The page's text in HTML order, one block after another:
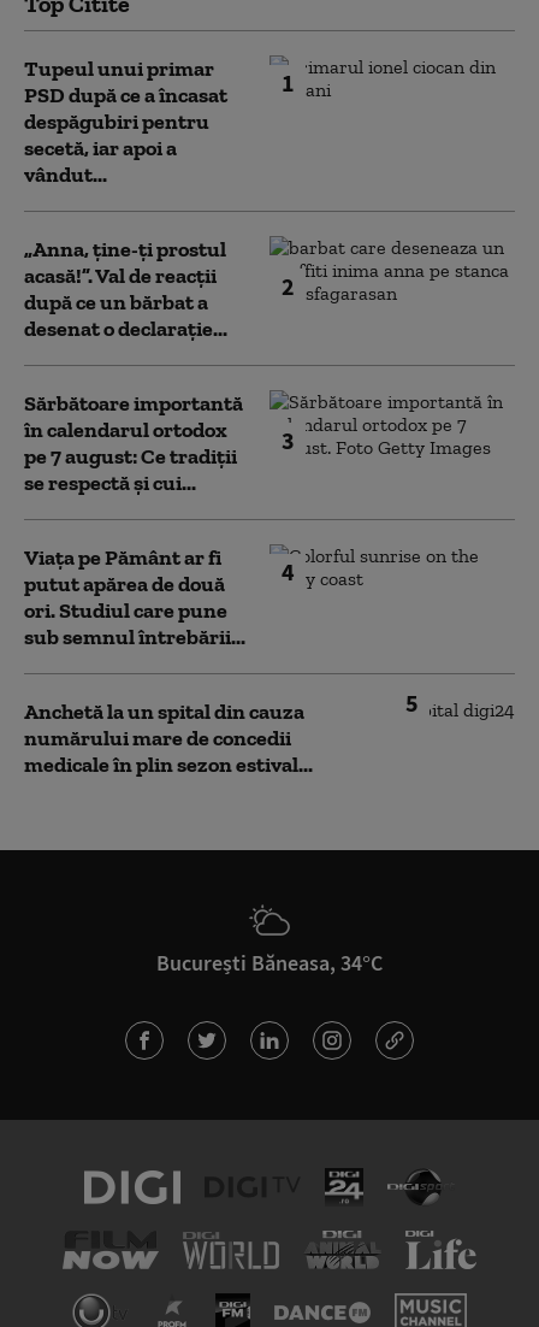
1
Tupeul unui primar
PSD după ce a încasat
despăgubiri pentru
secetă, iar apoi a
vândut...
2
„Anna, ţine-ţi prostul
acasă!”. Val de reacții
după ce un bărbat a
desenat o declarație...
3
Sărbătoare importantă
în calendarul ortodox
pe 7 august: Ce tradiții
se respectă și cui...
4
Viața pe Pământ ar fi
putut apărea de două
ori. Studiul care pune
sub semnul întrebării...
5
Anchetă la un spital din cauza
numărului mare de concedii
medicale în plin sezon estival...
București Băneasa, 34°C